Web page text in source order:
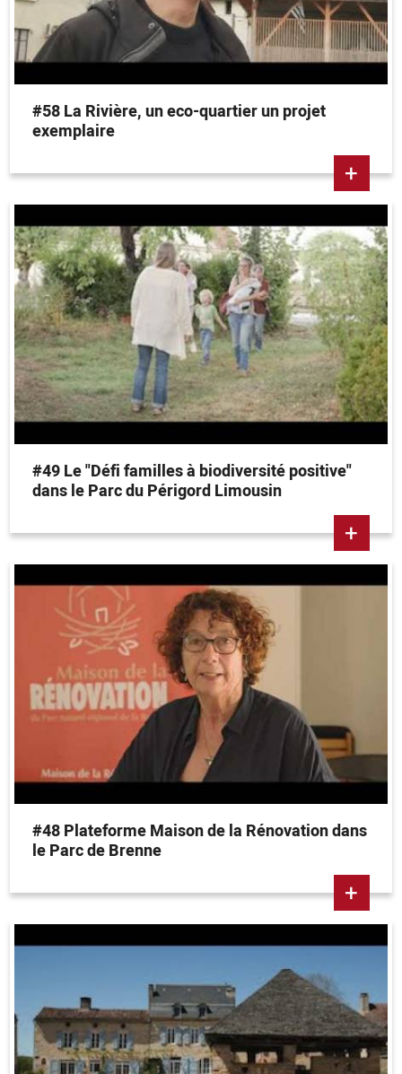
#58 La Rivière, un eco-quartier un projet
exemplaire
+
#49 Le "Défi familles à biodiversité positive"
dans le Parc du Périgord Limousin
+
#48 Plateforme Maison de la Rénovation dans
le Parc de Brenne
+